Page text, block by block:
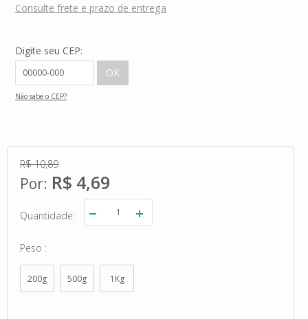
Consulte frete e prazo de entrega
Digite seu CEP:
Não sabe o CEP?
R$ 10,89
R$ 4,69
Quantidade
Peso
200g 500g 1Kg